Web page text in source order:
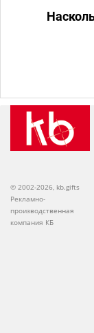
© 2002-2026, kb.gifts
Рекламно-
производственная
компания КБ